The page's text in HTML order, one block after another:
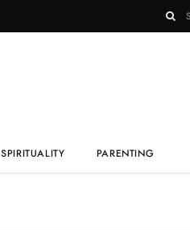
SPIRITUALITY PARENTING